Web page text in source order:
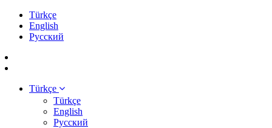
Türkçe
English
Pусский
Türkçe
Türkçe
English
Pусский